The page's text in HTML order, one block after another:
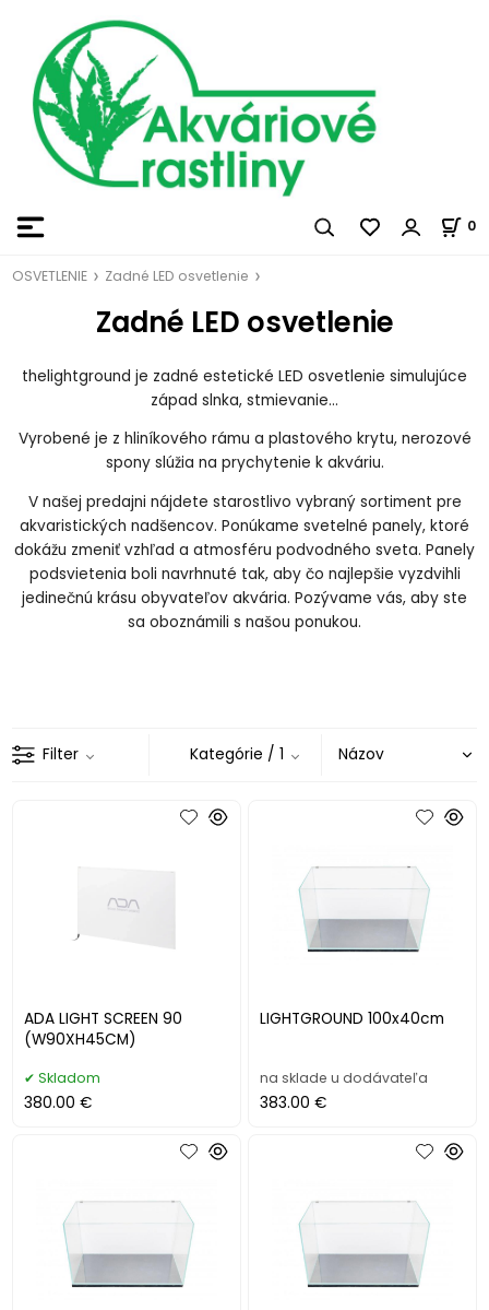
0
OSVETLENIE Zadné LED osvetlenie
Zadné LED osvetlenie
thelightground je zadné estetické LED osvetlenie simulujúce
západ slnka, stmievanie...
Vyrobené je z hliníkového rámu a plastového krytu, nerozové
spony slúžia na prychytenie k akváriu.
V našej predajni nájdete starostlivo vybraný sortiment pre
akvaristických nadšencov. Ponúkame svetelné panely, ktoré
dokážu zmeniť vzhľad a atmosféru podvodného sveta. Panely
podsvietenia boli navrhnuté tak, aby čo najlepšie vyzdvihli
jedinečnú krásu obyvateľov akvária. Pozývame vás, aby ste
sa oboznámili s našou ponukou.
Filter Kategórie / 1
ADA LIGHT SCREEN 90
(W90XH45CM)
Skladom
380.00 €
LIGHTGROUND 100x40cm
na sklade u dodávateľa
383.00 €